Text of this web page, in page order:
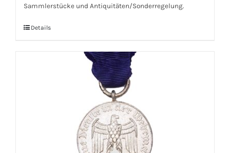
Sammlerstücke und Antiquitäten/Sonderregelung.
Details